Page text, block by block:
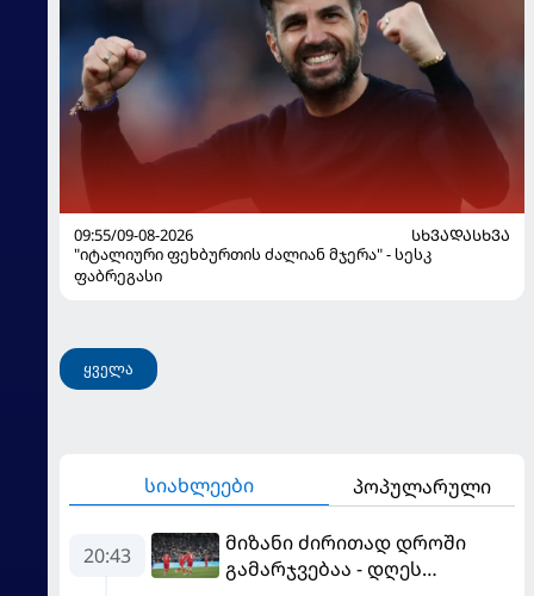
09:55/09-08-2026
ᲡᲮᲕᲐᲓᲐᲡᲮᲕᲐ
"იტალიური ფეხბურთის ძალიან მჯერა" - სესკ
ფაბრეგასი
ყველა
სიახლეები პოპულარული
20:43
მიზანი ძირითად დროში
გამარჯვებაა - დღეს